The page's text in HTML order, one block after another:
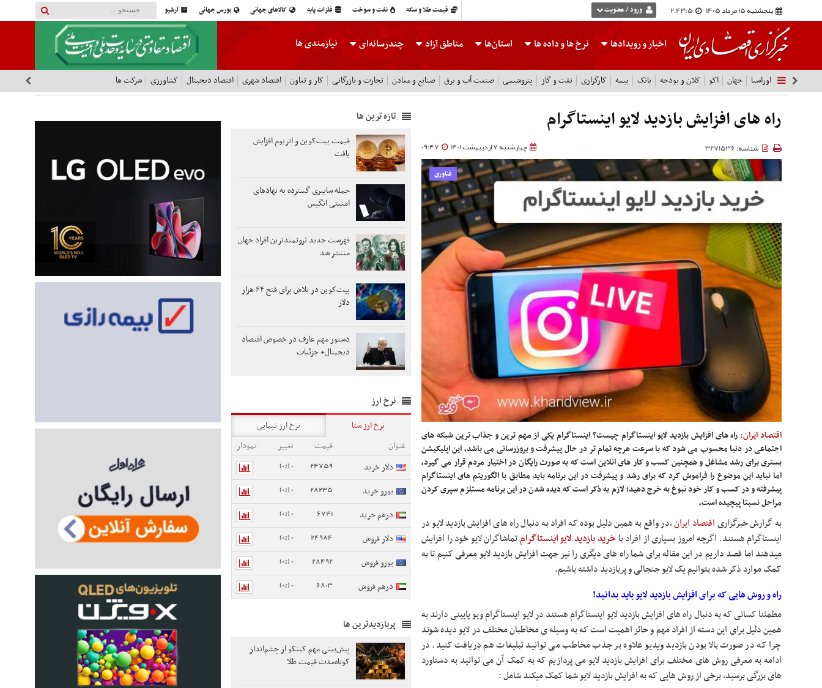
قیمت طلا و سکه نفت و سوخت فلزات پایه کالاهای جهانی بورس جهانی آرشیو پنجشنبه 15 مرداد 1405 2:43:6 ورود / عضویت
اخبار و رویدادها نرخ هاو داده ها استان‌ها مناطق آزاد چندرسانه‌ای نیازمندی ها
اوراسیا جهان اکو کلان و بودجه بانک بیمه کارگزاری نفت و گاز پتروشیمی صنعت آب و برق صنایع و معادن تجارت و بازرگانی کار و تعاون اقتصاد شهری اقتصاد دیجیتال کشاورزی شرکت ها
راه های افزایش بازدید لایو اینستاگرام
چهارشنبه 7 اردیبهشت 1401 09:47 شناسه: 3271536
فناوری
اقتصاد ایران: راه های افزایش بازدید لایو اینستاگرام چیست؟ اینستاگرام یکی از مهم ترین و جذاب ترین شبکه های
اجتماعی در دنیا محسوب می شود که با سرعت هرچه تمام تر در حال پیشرفت و بروزرسانی می باشد، این اپلیکیشن
بستری برای رشد مشاغل و همچنین کسب و کار های انلاین است که به صورت رایگان در اختیار مردم قرار می گیرد،
اما نباید این موضوع را فراموش کرد که برای رشد و پیشرفت در این برنامه باید مطابق با الگوریتم های اینستاگرام
پیشرفته و در کسب و کار خود نبوغ به خرج دهید؛ لازم به ذکر است که دیده شدن در این برنامه مستلزم سپری کردن
مراحل نسبتا پیچیده است،
به گزارش خبرگزاریاقتصاد ایران،در واقع به همین دلیل بوده که افراد به دنبال راه های افزایش بازدید لایو در
اینستاگرام هستند. اگرچه امروز بسیاری از افراد باخرید بازدید لایو اینستاگرامتماشاگران لایو خود را افزایش
میدهند اما قصد داریم در این مقاله برای شما راه های دیگری را نیز جهت افزایش بازدید لایو معرفی کنیم تا به
کمک موارد ذکر شده بتوانیم یک لایو جنجالی و پربازدید داشته باشیم.
راه و روش هایی که برای افزایش بازدید لایو باید بدانید!
مطمئنا کسانی که به دنبالراه های افزایش بازدید لایو اینستاگرام هستند در لایو اینستاگرام ویو پایینی دارند به
همین دلیل برای این دسته از افراد مهم و حائز اهمیت است که به وسیله ی مخاطبان مختلف در لایو دیده شوند
چرا که در صورت بالا بودن بازدید ویدیو علاوه بر جذب مخاطب می توانید تبلیغات هم دریافت کنید. در
ادامه به معرفی روش های مختلف برای افزایش بازدید لایو می پردازیم که به کمک آن می توانید به دستاورد
های بزرگی برسید، برخی از روش هایی که به افزایش بازدید لایو شما کمک میکند شامل :
تازه ترین ها
قیمت بیت‌کوین و اتریوم افزایش
یافت
حمله سایبری گسترده به نهادهای
امنیتی انگیس
فهرست جدید ثروتمندترین افراد جهان
منتشر شد
بیت‌کوین در تلاش برای فتح ۶۴ هزار
دلار
دستور مهم عارف در خصوص اقتصاد
دیجیتال+ جزئیات
نرخ ارز
نرخ ارز سنا
نرخ ارز نیمایی
عنوان
قیمت تغییر
نمودار
دلار خرید
24759
0 (0%)
یورو خرید 28235
0 (0%)
درهم خرید 6741
0 (0%)
دلار فروش 24984
0 (0%)
یورو فروش 28492
0 (0%)
درهم فروش 6803
0 (0%)
پربازدیدترین ها
پیش‌بینی مهم کیتکو از چشم‌انداز
کوتاه‌مدت قیمت طلا